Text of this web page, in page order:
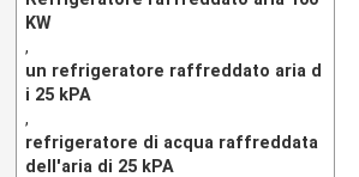
KW
,
un refrigeratore raffreddato aria d
i 25 kPA
,
refrigeratore di acqua raffreddata
dell'aria di 25 kPA